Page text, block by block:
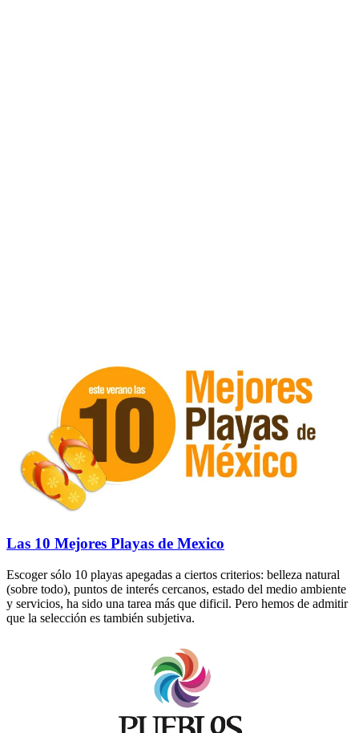
Las 10 Mejores Playas de Mexico
Escoger sólo 10 playas apegadas a ciertos criterios: belleza natural
(sobre todo), puntos de interés cercanos, estado del medio ambiente
y servicios, ha sido una tarea más que dificil. Pero hemos de admitir
que la selección es también subjetiva.